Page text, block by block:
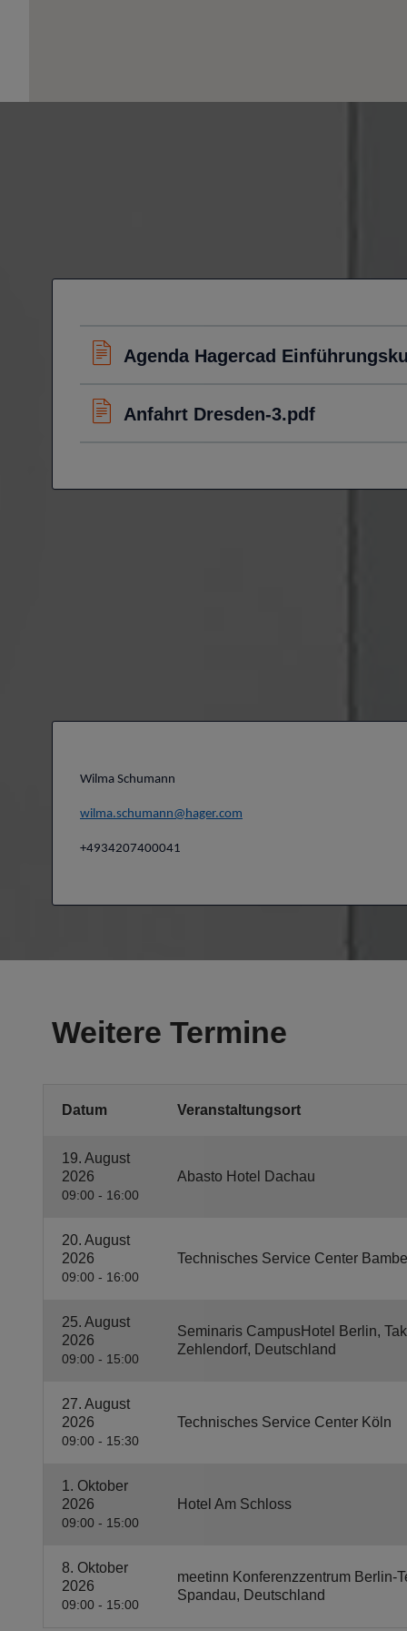
Agenda Hagercad
Anfahrt Dresden-3.pdf
Wilma Schumann
wilma.schumann@hager.com
+4934207400041
Weitere Termine
Datum Veranstaltungsort
19. August
2026
09:00 - 16:00
Abasto Hotel Dachau
20. August
2026
09:00 - 16:00
Technisches Service Center
25. August
2026
09:00 - 15:00
Seminaris CampusHotel Berlin,
Zehlendorf, Deutschland
27. August
2026
09:00 - 15:30
Technisches Service Center Köln
1. Oktober
2026
09:00 - 15:00
Hotel Am Schloss
8. Oktober
2026
09:00 - 15:00
meetinn Konferenzzentrum Berlin-
Spandau, Deutschland